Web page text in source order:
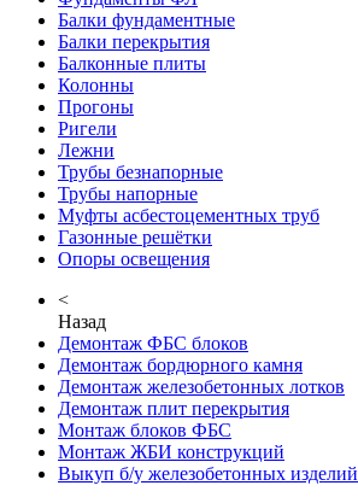
Балки фундаментные
Балки перекрытия
Балконные плиты
Колонны
Прогоны
Ригели
Лежни
Трубы безнапорные
Трубы напорные
Муфты асбестоцементных труб
Газонные решётки
Опоры освещения
<
Назад
Демонтаж ФБС блоков
Демонтаж бордюрного камня
Демонтаж железобетонных лотков
Демонтаж плит перекрытия
Монтаж блоков ФБС
Монтаж ЖБИ конструкций
Выкуп б/у железобетонных изделий